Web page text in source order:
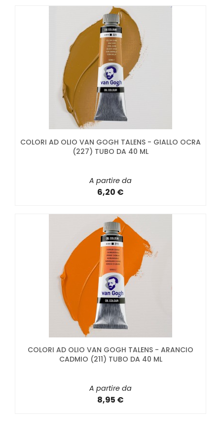
COLORI AD OLIO VAN GOGH TALENS - GIALLO OCRA
(227) TUBO DA 40 ML
A partire da
6,20 €
COLORI AD OLIO VAN GOGH TALENS - ARANCIO
CADMIO (211) TUBO DA 40 ML
A partire da
8,95 €